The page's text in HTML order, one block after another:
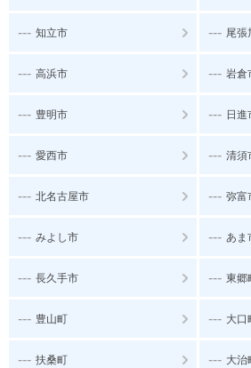
--- 知立市 --- 尾張
--- 高浜市 --- 岩倉
--- 豊明市 --- 日進
--- 愛西市 --- 清須
--- 北名古屋市 --- 弥富
--- みよし市 --- あま
--- 長久手市 --- 東郷
--- 豊山町 --- 大口
--- 扶桑町 --- 大治